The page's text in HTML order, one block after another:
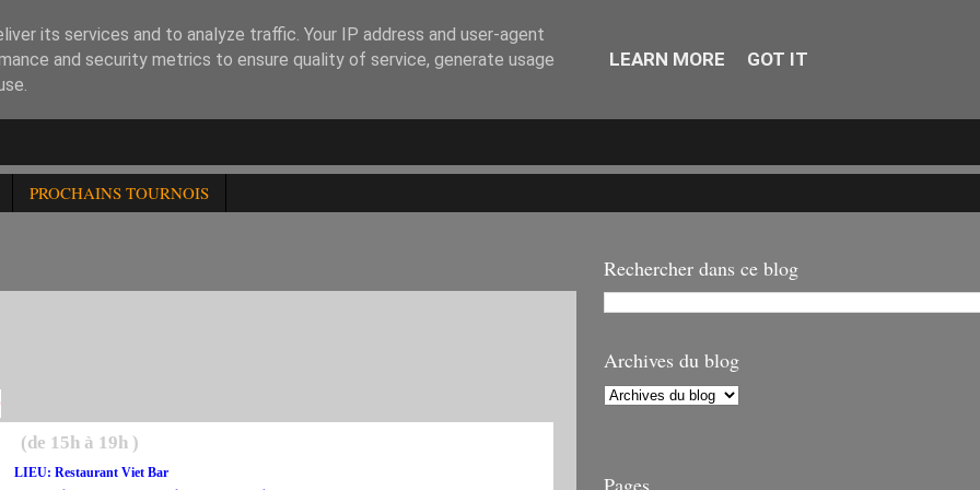
PROCHAINS TOURNOIS
(de 15h à 19h )
Viet Bar
Rechercher dans ce blog
Archives du blog
Pages
its services and to analyze traffic. Your IP address and user-agent
and security metrics to ensure quality of service, generate usage
LEARN MORE GOT IT